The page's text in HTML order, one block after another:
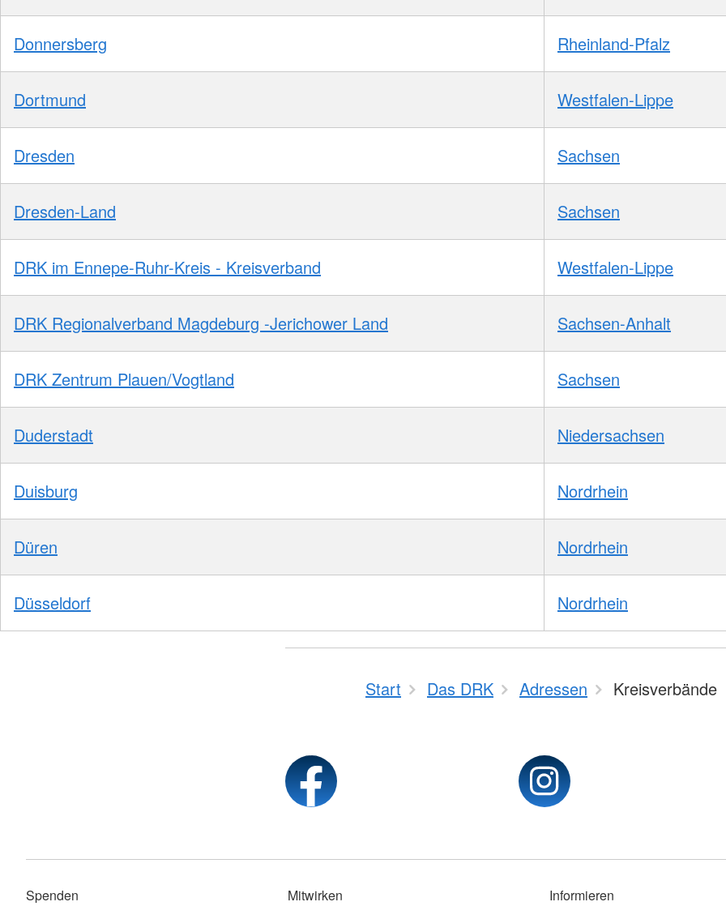
Donnersberg Rheinland-Pfalz
Dortmund Westfalen-Lippe
Dresden Sachsen
Dresden-Land Sachsen
DRK im Ennepe-Ruhr-Kreis - Kreisverband Westfalen-Lippe
DRK Regionalverband Magdeburg -Jerichower Land Sachsen-Anhalt
DRK Zentrum Plauen/Vogtland Sachsen
Duderstadt Niedersachsen
Duisburg Nordrhein
Düren Nordrhein
Düsseldorf Nordrhein
Start Das DRK Adressen Kreisverbände
Spenden
Mitwirken
Informieren